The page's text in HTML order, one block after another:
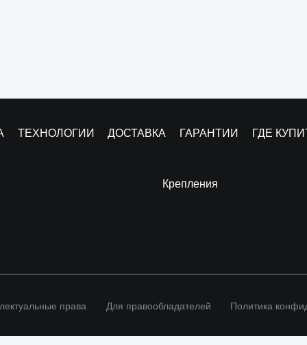
ТЕХНОЛОГИИ ДОСТАВКА ГАРАНТИИ ГДЕ
Крепления
права Для правообладателей Политика